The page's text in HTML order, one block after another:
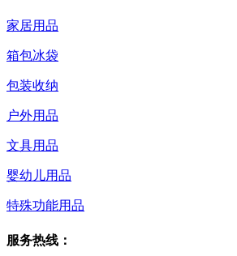
家居用品
箱包冰袋
包装收纳
户外用品
文具用品
婴幼儿用品
特殊功能用品
服务热线：